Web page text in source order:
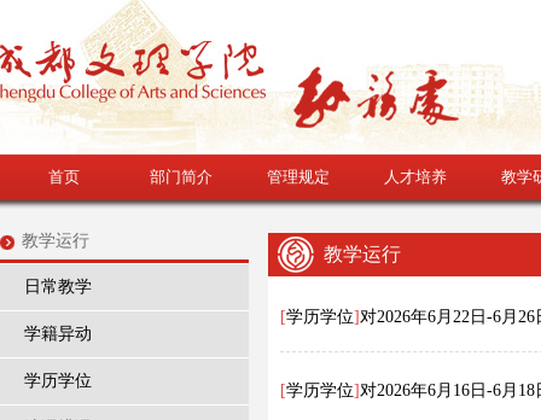
首页 部门简介 管理规定 人才培养 教学
教学运行
日常教学
学籍异动
学历学位
教学运行
[学历学位]对2026年6月22日-6月
[学历学位]对2026年6月16日-6月